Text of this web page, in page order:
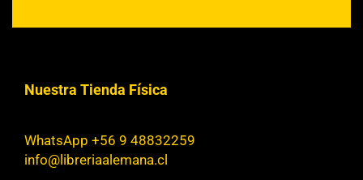
Nuestra Tienda Física
WhatsApp +56 9 48832259
info@libreriaalemana.cl